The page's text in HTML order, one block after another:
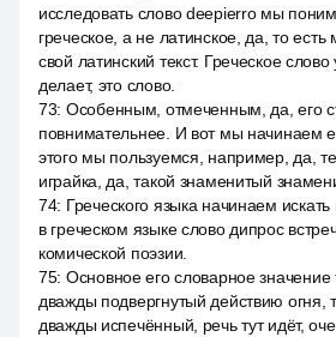
исследовать слово deepierro мы
греческое, а не латинское, да, то есть
свой латинский текст. Греческое
делает, это слово.
73: Особенным, отмеченным, да, его
повнимательнее. И вот мы начинаем
этого мы пользуемся, например, да,
играйка, да, такой знаменитый
74: Греческого языка начинаем
в греческом языке слово дипрос
комической поэзии.
75: Основное его словарное значение
дважды подвергнутый действию огня,
дважды испечённый, речь тут идёт,